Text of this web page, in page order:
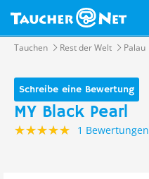
Tauchen Rest der Welt Palau
Schreibe eine Bewertung
MY Black Pearl
1 Bewertungen